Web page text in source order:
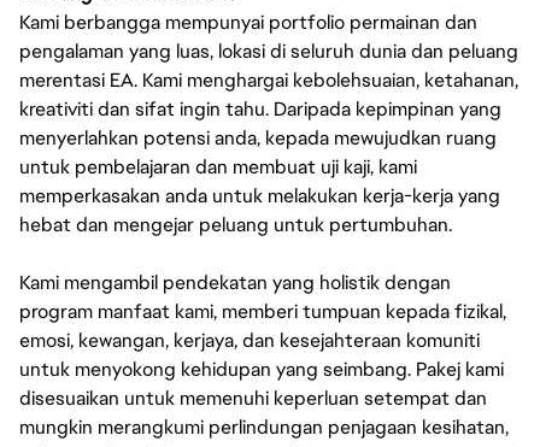
Kami berbangga mempunyai portfolio permainan dan
pengalaman yang luas, lokasi di seluruh dunia dan peluang
merentasi EA. Kami menghargai kebolehsuaian, ketahanan,
kreativiti dan sifat ingin tahu. Daripada kepimpinan yang
menyerlahkan potensi anda, kepada mewujudkan ruang
untuk pembelajaran dan membuat uji kaji, kami
memperkasakan anda untuk melakukan kerja-kerja yang
hebat dan mengejar peluang untuk pertumbuhan.
Kami mengambil pendekatan yang holistik dengan
program manfaat kami, memberi tumpuan kepada fizikal,
emosi, kewangan, kerjaya, dan kesejahteraan komuniti
untuk menyokong kehidupan yang seimbang. Pakej kami
disesuaikan untuk memenuhi keperluan setempat dan
mungkin merangkumi perlindungan penjagaan kesihatan,